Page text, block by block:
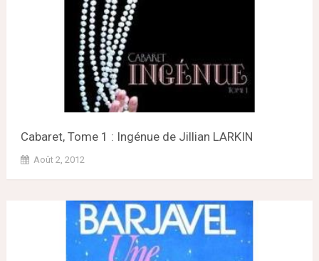
Cabaret, Tome 1 : Ingénue de Jillian LARKIN
Août 2, 2012